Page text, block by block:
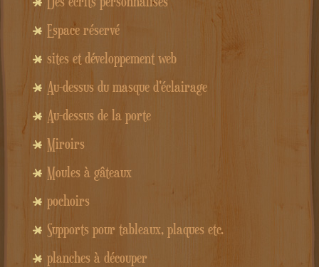
Espace réservé
sites et développement web
Au-dessus du masque d'éclairage
Au-dessus de la porte
Miroirs
Moules à gâteaux
pochoirs
Supports pour tableaux, plaques etc.
planches à découper